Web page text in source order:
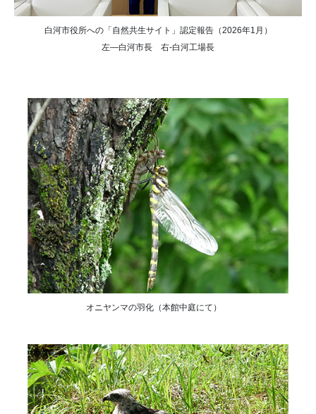
白河市役所への「自然共生サイト」認定報告（2026年1月）
左—白河市長 右-白河工場長
オニヤンマの羽化（本館中庭にて）